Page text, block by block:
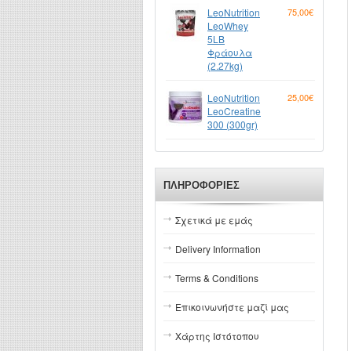
LeoNutrition
LeoWhey
5LB
Φράουλα
(2.27kg)
75,00€
LeoNutrition
LeoCreatine
300 (300gr)
25,00€
ΠΛΗΡΟΦΟΡΊΕΣ
Σχετικά με εμάς
Delivery Information
Terms & Conditions
Επικοινωνήστε μαζί μας
Χάρτης Ιστότοπου